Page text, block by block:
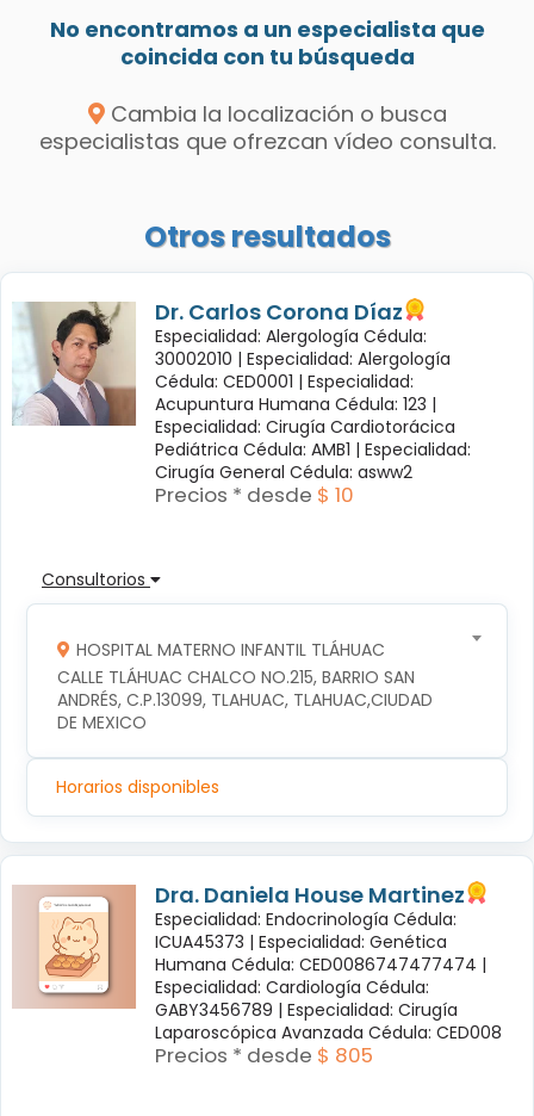
No encontramos a un especialista que
coincida con tu búsqueda
Cambia la localización o busca
especialistas que ofrezcan vídeo consulta.
Otros resultados
Dr. Carlos Corona Díaz
Especialidad: Alergología Cédula:
30002010 | Especialidad: Alergología
Cédula: CED0001 | Especialidad:
Acupuntura Humana Cédula: 123 |
Especialidad: Cirugía Cardiotorácica
Pediátrica Cédula: AMB1 | Especialidad:
Cirugía General Cédula: asww2
Precios * desde $ 10
Consultorios
HOSPITAL MATERNO INFANTIL TLÁHUAC
CALLE TLÁHUAC CHALCO NO.215, BARRIO SAN
ANDRÉS, C.P.13099, TLAHUAC, TLAHUAC,CIUDAD
DE MEXICO
Horarios disponibles
Dra. Daniela House Martinez
Especialidad: Endocrinología Cédula:
ICUA45373 | Especialidad: Genética
Humana Cédula: CED0086747477474 |
Especialidad: Cardiología Cédula:
GABY3456789 | Especialidad: Cirugía
Laparoscópica Avanzada Cédula: CED008
Precios * desde $ 805